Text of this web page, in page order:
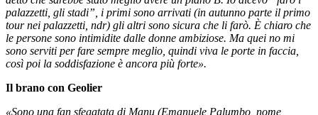
palazzetti, gli stadi”, i primi sono arrivati (in autunno parte il primo
tour nei palazzetti, ndr) gli altri sono sicura che li farò. È chiaro che
le persone sono intimidite dalle donne ambiziose. Ma quei no mi
sono serviti per fare sempre meglio, quindi viva le porte in faccia,
così poi la soddisfazione è ancora più forte».
Il brano con Geolier
«Sono una fan sfegatata di Manu (Emanuele Palumbo, nome